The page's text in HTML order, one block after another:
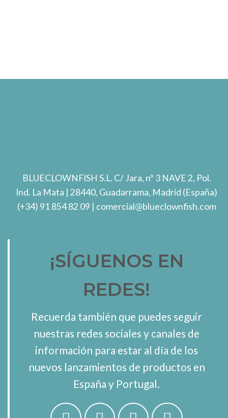
BLUECLOWNFISH S.L. C/ Jara, nº 3 NAVE 2, Pol.
Ind. La Mata | 28440, Guadarrama, Madrid (España)
(+34) 91 854 82 09 | comercial@blueclownfish.com
¡SÍGUENOS EN
REDES!
Recuerda también que puedes seguir
nuestras redes sociales y canales de
información para estar al día de los
nuevos lanzamientos de productos en
España y Portugal.